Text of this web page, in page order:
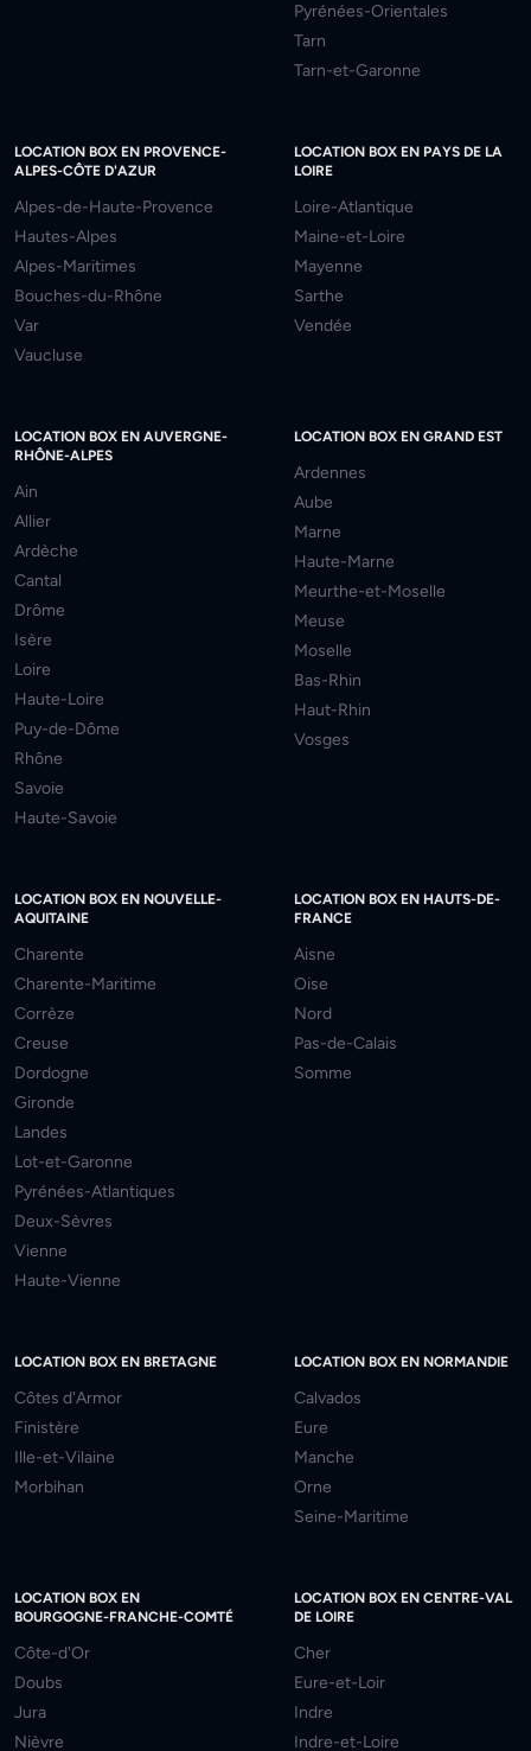
Pyrénées-Orientales
Tarn
Tarn-et-Garonne
LOCATION BOX EN PROVENCE-
ALPES-CÔTE D'AZUR
Alpes-de-Haute-Provence
Hautes-Alpes
Alpes-Maritimes
Bouches-du-Rhône
Var
Vaucluse
LOCATION BOX EN PAYS DE LA
LOIRE
Loire-Atlantique
Maine-et-Loire
Mayenne
Sarthe
Vendée
LOCATION BOX EN AUVERGNE-
RHÔNE-ALPES
Ain
Allier
Ardèche
Cantal
Drôme
Isère
Loire
Haute-Loire
Puy-de-Dôme
Rhône
Savoie
Haute-Savoie
LOCATION BOX EN GRAND EST
Ardennes
Aube
Marne
Haute-Marne
Meurthe-et-Moselle
Meuse
Moselle
Bas-Rhin
Haut-Rhin
Vosges
LOCATION BOX EN NOUVELLE-
AQUITAINE
Charente
Charente-Maritime
Corrèze
Creuse
Dordogne
Gironde
Landes
Lot-et-Garonne
Pyrénées-Atlantiques
Deux-Sèvres
Vienne
Haute-Vienne
LOCATION BOX EN HAUTS-DE-
FRANCE
Aisne
Oise
Nord
Pas-de-Calais
Somme
LOCATION BOX EN BRETAGNE
Côtes d'Armor
Finistère
Ille-et-Vilaine
Morbihan
LOCATION BOX EN NORMANDIE
Calvados
Eure
Manche
Orne
Seine-Maritime
LOCATION BOX EN
BOURGOGNE-FRANCHE-COMTÉ
Côte-d'Or
Doubs
Jura
Nièvre
LOCATION BOX EN CENTRE-VAL
DE LOIRE
Cher
Eure-et-Loir
Indre
Indre-et-Loire